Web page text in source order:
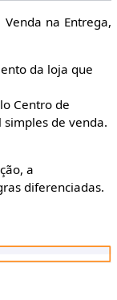
na Entrega,
da loja que
Centro de
de venda.
a
diferenciadas.